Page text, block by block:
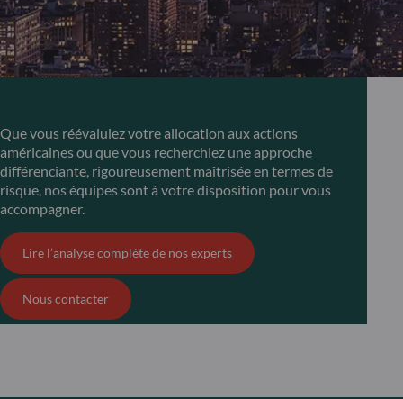
Que vous réévaluiez votre allocation aux actions
américaines ou que vous recherchiez une approche
différenciante, rigoureusement maîtrisée en termes de
risque, nos équipes sont à votre disposition pour vous
accompagner.
Lire l’analyse complète de nos experts
Nous contacter